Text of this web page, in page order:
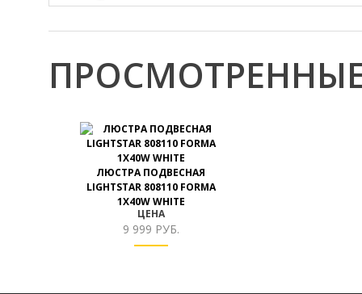
ЛЮСТРА ПОДВЕСНАЯ
LIGHTSTAR 808110 FORMA
1X40W WHITE
ЦЕНА
9 999 РУБ.